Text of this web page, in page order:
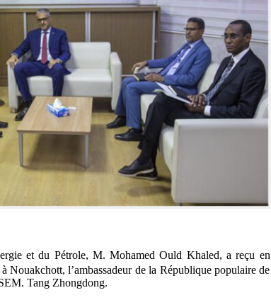
et du Pétrole, M. Mohamed Ould Khaled, a reçu en
Nouakchott, l’ambassadeur de la République populaire de
Tang Zhongdong.